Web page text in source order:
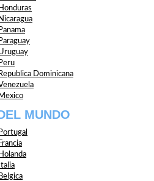
Dominicana
MUNDO